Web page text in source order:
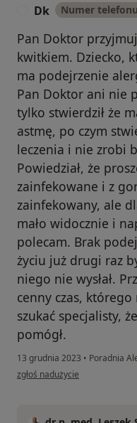
Dk Numer
Pan Doktor
kwitkiem. Dziecko,
ma podejrzenie
Pan Doktor ani nie
tylko stwierdził że
astmę, po czym
leczenia i nie zrobi
Powiedział, że
zainfekowane i z
zainfekowany, ale
mało widocznie i
polecam. Brak
życiu już drugi raz
niego nie wysłał.
cenny czas,
szukać specjalisty,
pomógł.
13 grudnia 2023 • Poradnia
w opinii użytkownika Dk
zgłoś nadużycie